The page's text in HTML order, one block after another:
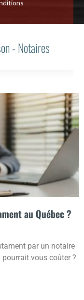
- Notaires
au Québec ?
par un notaire
vous coûter ?